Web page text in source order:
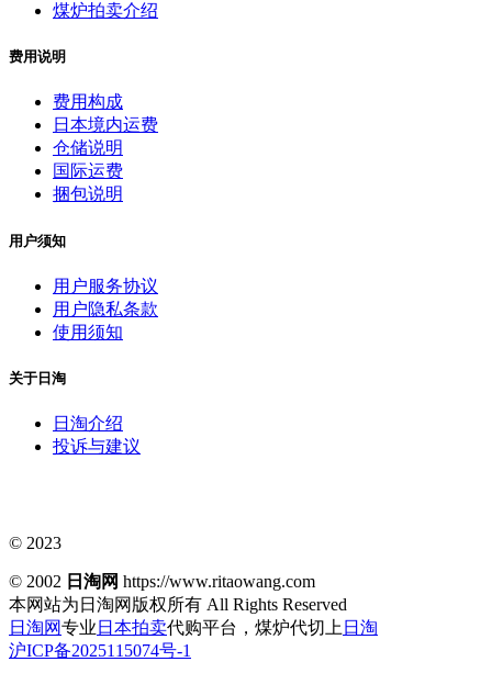
煤炉拍卖介绍
费用说明
费用构成
日本境内运费
仓储说明
国际运费
捆包说明
用户须知
用户服务协议
用户隐私条款
使用须知
关于日淘
日淘介绍
投诉与建议
© 2023
© 2002 日淘网 https://www.ritaowang.com
本网站为日淘网版权所有 All Rights Reserved
日淘网专业 日本拍卖代购平台，煤炉代切上 日淘
沪ICP备2025115074号-1